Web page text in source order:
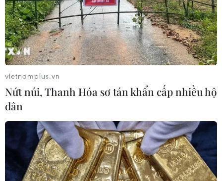
Thổ Nhĩ Kỳ tăng cường truy quét IS,
bắt giữ hơn 100 nghi phạm
07/08/2026 14:55
vietnamplus.vn
Nứt núi, Thanh Hóa sơ tán khẩn cấp nhiều hộ
dân